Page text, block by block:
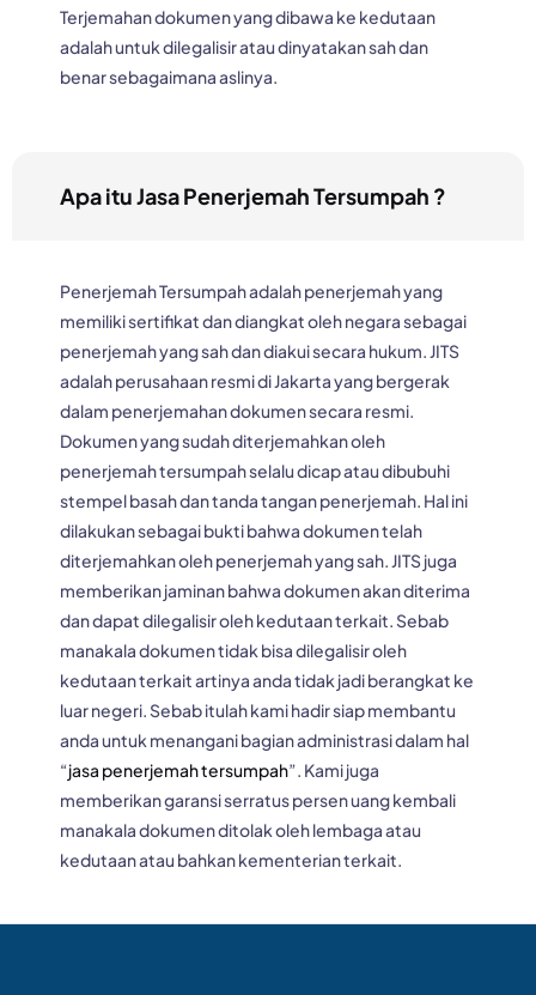
Terjemahan dokumen yang dibawa ke kedutaan
adalah untuk dilegalisir atau dinyatakan sah dan
benar sebagaimana aslinya.
Apa itu Jasa Penerjemah Tersumpah ?
Penerjemah Tersumpah adalah penerjemah yang
memiliki sertifikat dan diangkat oleh negara sebagai
penerjemah yang sah dan diakui secara hukum. JITS
adalah perusahaan resmi di Jakarta yang bergerak
dalam penerjemahan dokumen secara resmi.
Dokumen yang sudah diterjemahkan oleh
penerjemah tersumpah selalu dicap atau dibubuhi
stempel basah dan tanda tangan penerjemah. Hal ini
dilakukan sebagai bukti bahwa dokumen telah
diterjemahkan oleh penerjemah yang sah. JITS juga
memberikan jaminan bahwa dokumen akan diterima
dan dapat dilegalisir oleh kedutaan terkait. Sebab
manakala dokumen tidak bisa dilegalisir oleh
kedutaan terkait artinya anda tidak jadi berangkat ke
luar negeri. Sebab itulah kami hadir siap membantu
anda untuk menangani bagian administrasi dalam hal
“jasa penerjemah tersumpah”. Kami juga
memberikan garansi serratus persen uang kembali
manakala dokumen ditolak oleh lembaga atau
kedutaan atau bahkan kementerian terkait.